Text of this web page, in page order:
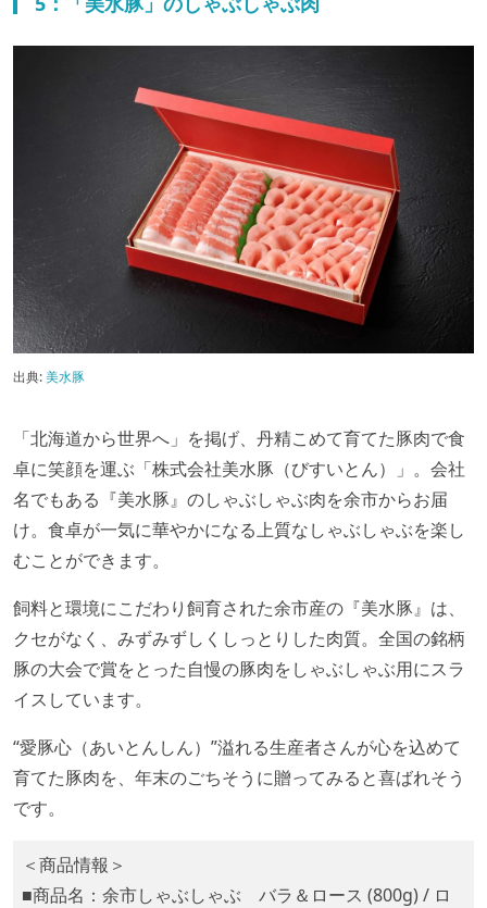
出典:美水豚
「北海道から世界へ」を掲げ、丹精こめて育てた豚肉で食
卓に笑顔を運ぶ「株式会社美水豚（びすいとん）」。会社
名でもある『美水豚』のしゃぶしゃぶ肉を余市からお届
け。食卓が一気に華やかになる上質なしゃぶしゃぶを楽し
むことができます。
飼料と環境にこだわり飼育された余市産の『美水豚』は、
クセがなく、みずみずしくしっとりした肉質。全国の銘柄
豚の大会で賞をとった自慢の豚肉をしゃぶしゃぶ用にスラ
イスしています。
“愛豚心（あいとんしん）”溢れる生産者さんが心を込めて
育てた豚肉を、年末のごちそうに贈ってみると喜ばれそう
です。
＜商品情報＞
■商品名：余市しゃぶしゃぶ バラ＆ロース (800g) / ロ